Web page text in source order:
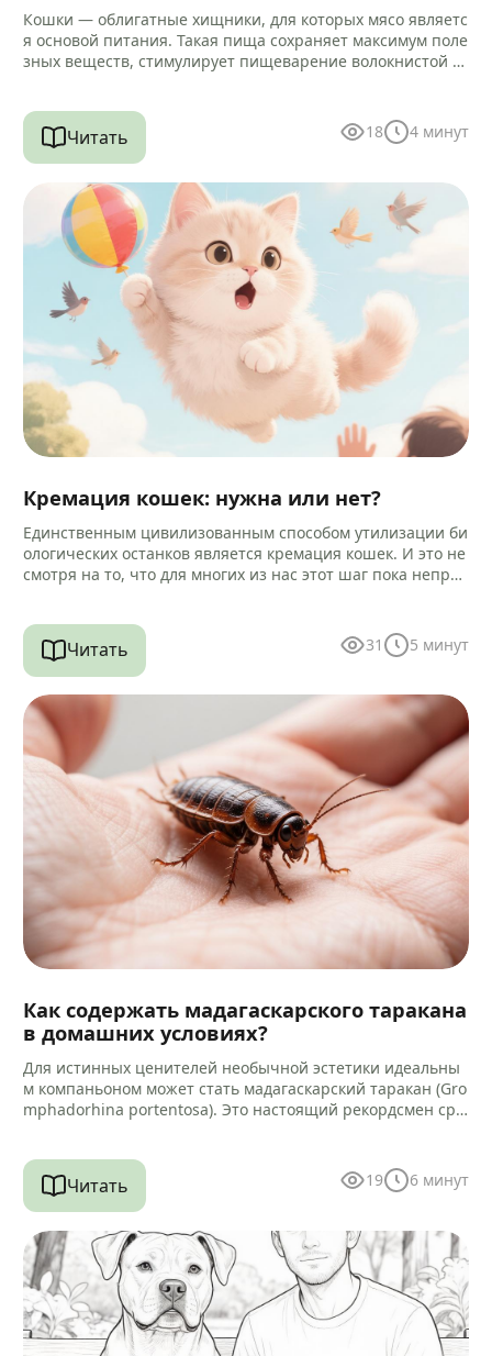
Кошки — облигатные хищники, для которых мясо являетс
я основой питания. Такая пища сохраняет максимум поле
зных веществ, стимулирует пищеварение волокнистой ст
Читать 18 4 минут
Кремация кошек: нужна или нет?
Единственным цивилизованным способом утилизации би
ологических останков является кремация кошек. И это не
смотря на то, что для многих из нас этот шаг пока непри
Читать 31 5 минут
Как содержать мадагаскарского таракана
в домашних условиях?
Для истинных ценителей необычной эстетики идеальны
м компаньоном может стать мадагаскарский таракан (Gro
mphadorhina portentosa). Это настоящий рекордсмен сре
Читать 19 6 минут